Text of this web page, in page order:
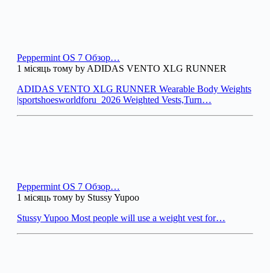
Peppermint OS 7 Обзор…
1 місяць тому by ADIDAS VENTO XLG RUNNER
ADIDAS VENTO XLG RUNNER Wearable Body Weights
|sportshoesworldforu_2026 Weighted Vests,Turn…
Peppermint OS 7 Обзор…
1 місяць тому by Stussy Yupoo
Stussy Yupoo Most people will use a weight vest for…